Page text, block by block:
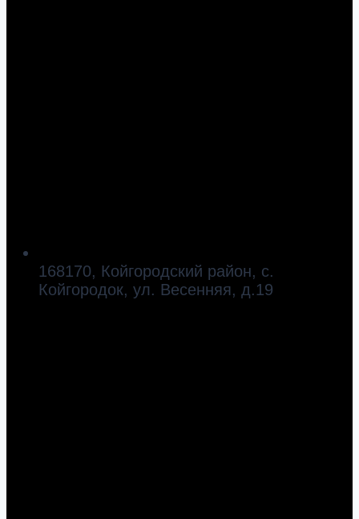
168170, Койгородский район, с.
Койгородок, ул. Весенняя, д.19